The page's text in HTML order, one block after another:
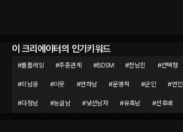
이 크리에이터의 인기키워드
#롤플레잉 #주종관계 #BDSM #전남친 #선택형
#미남공 #이웃 #연하남 #운명적 #군인 #연인
#다정남 #능글남 #낯선남자 #유혹남 #선후배